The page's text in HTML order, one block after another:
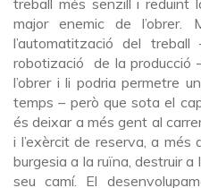
major enemic de l’obrer.
l’automatització del
robotizació de la producció
l’obrer i li podria permetre
temps – però que sota el
és deixar a més gent al
i l’exèrcit de reserva, a
burgesia a la ruïna, destruir
seu camí. El